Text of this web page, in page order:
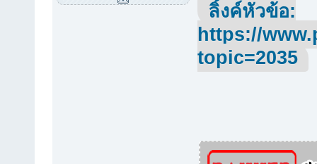
ลิ้งค์หัวข้อ:
https://
topic=2035